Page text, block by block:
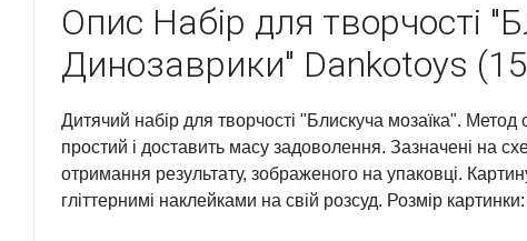
Опис Набір для творчості
Динозаврики" Dankotoys
Дитячий набір для творчості "Блискуча мозаїка".
простий і доставить масу задоволення. Зазначені на
отримання результату, зображеного на упаковці.
гліттернимі наклейками на свій розсуд. Розмір